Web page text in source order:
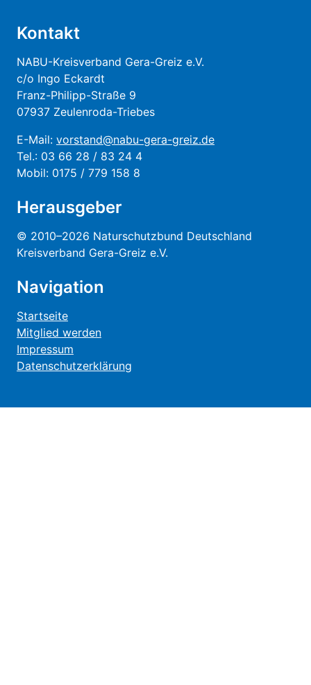
Kontakt
NABU-Kreisverband Gera-Greiz e.V.
c/o Ingo Eckardt
Franz-Philipp-Straße 9
07937 Zeulenroda-Triebes
E-Mail: vorstand@nabu-gera-greiz.de
Tel.: 03 66 28 / 83 24 4
Mobil: 0175 / 779 158 8
Herausgeber
© 2010–2026 Naturschutzbund Deutschland
Kreisverband Gera-Greiz e.V.
Navigation
Startseite
Mitglied werden
Impressum
Datenschutzerklärung